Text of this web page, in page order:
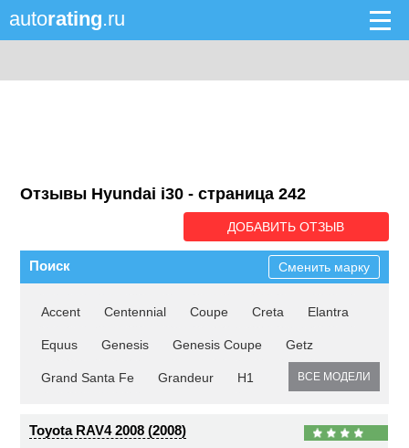
autorating.ru
Отзывы Hyundai i30 - cтраница 242
ДОБАВИТЬ ОТЗЫВ
Поиск Сменить марку
Accent Centennial Coupe Creta Elantra
Equus Genesis Genesis Coupe Getz
Grand Santa Fe Grandeur H1 ВСЕ МОДЕЛИ
Toyota RAV4 2008 (2008)